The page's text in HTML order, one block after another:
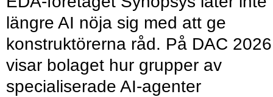
längre AI nöja sig med att ge
konstruktörerna råd. På DAC 2026
visar bolaget hur grupper av
specialiserade AI-agenter